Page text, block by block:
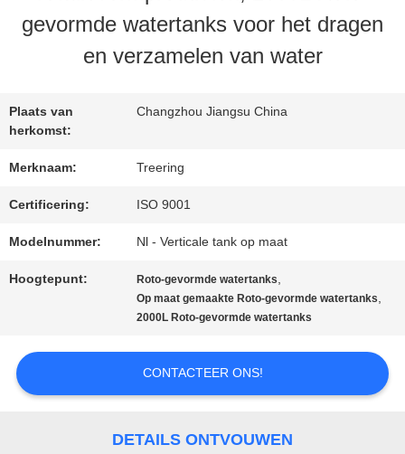
KWALITEITSCONTROLE
CONTACTEER
ONS
VERZOEK
OM EEN
SITEMAP
gevormde watertanks voor het dragen
en verzamelen van water
Plaats van
herkomst:
Changzhou Jiangsu China
Merknaam: Treering
Certificering: ISO 9001
Modelnummer: Nl - Verticale tank op maat
Hoogtepunt: Roto-gevormde watertanks,
Op maat gemaakte Roto-gevormde watertanks,
2000L Roto-gevormde watertanks
CONTACTEER ONS!
DETAILS ONTVOUWEN